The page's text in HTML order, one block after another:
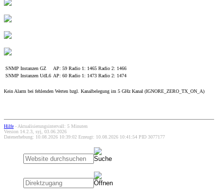
SNMP Instanzen GZ
AP: 59 Radio 1: 1465 Radio 2: 1466
SNMP Instanzen UdL6 AP: 60 Radio 1: 1473 Radio 2: 1474
Kein Alarm bei fehlenden Werten bzgl. Kanalbelegung im 5 GHz Kanal (IGNORE_ZERO_TX_ON_A)
Hilfe - Aktualisierungsintervall: 5 Minuten
Version 14.2.3, syj, 03.06.2026
Datenerhebung: 10.08.2026 10:39:02 Erzeugt: 10.08.2026 10:41:54 PID 3077177